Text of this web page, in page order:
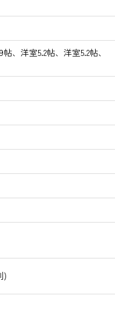
、洋室5.2帖、洋室5.2帖、
)